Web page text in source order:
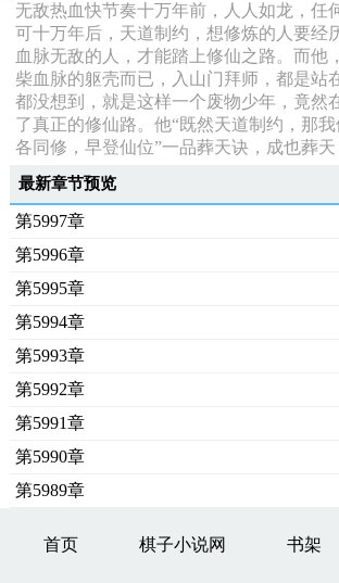
无敌热血快节奏十万年前，人人如龙，任
可十万年后，天道制约，想修炼的人要经
血脉无敌的人，才能踏上修仙之路。而他
柴血脉的躯壳而已，入山门拜师，都是站
都没想到，就是这样一个废物少年，竟然
了真正的修仙路。他“既然天道制约，那
各同修，早登仙位”一品葬天诀，成也葬
最新章节预览
第5997章
第5996章
第5995章
第5994章
第5993章
第5992章
第5991章
第5990章
第5989章
首页 棋子小说网 书架